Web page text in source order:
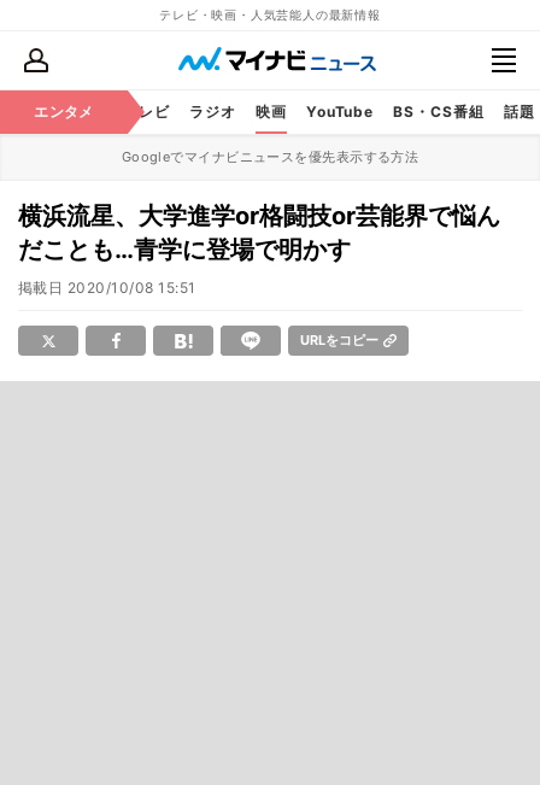
テレビ・映画・人気芸能人の最新情報
エンタメ
芸能 テレビ ラジオ 映画 YouTube BS・CS番組 話題
Googleでマイナビニュースを優先表示する方法
横浜流星、大学進学or格闘技or芸能界で悩ん
だことも…青学に登場で明かす
掲載日 2020/10/08 15:51
URLをコピー